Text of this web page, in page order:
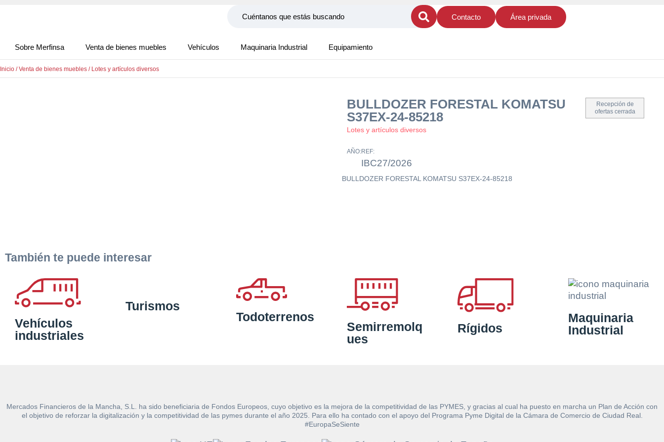
Contacto Área privada
Sobre Merfinsa Venta de bienes muebles Vehículos Maquinaria Industrial Equipamiento
Inicio /Venta de bienes muebles / Lotes y artículos diversos
BULLDOZER FORESTAL KOMATSU
S37EX-24-85218
Lotes y artículos diversos
Recepción de
ofertas cerrada
AÑO:REF:
IBC27/2026
BULLDOZER FORESTAL KOMATSU S37EX-24-85218
También te puede interesar
Vehículos
industriales
Turismos
Todoterrenos
Semirremolq
ues
Rígidos
Maquinaria
Industrial
Mercados Financieros de la Mancha, S.L. ha sido beneficiaria de Fondos Europeos, cuyo objetivo es la mejora de la competitividad de las PYMES, y gracias al cual ha puesto en marcha un Plan de Acción con
el objetivo de reforzar la digitalización y la competitividad de las pymes durante el año 2025. Para ello ha contado con el apoyo del Programa Pyme Digital de la Cámara de Comercio de Ciudad Real.
#EuropaSeSiente